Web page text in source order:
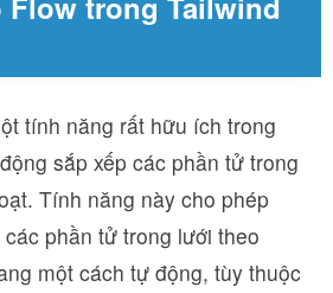
tính năng rất hữu ích trong
sắp xếp các phần tử trong
Tính năng này cho phép
phần tử trong lưới theo
một cách tự động, tùy thuộc